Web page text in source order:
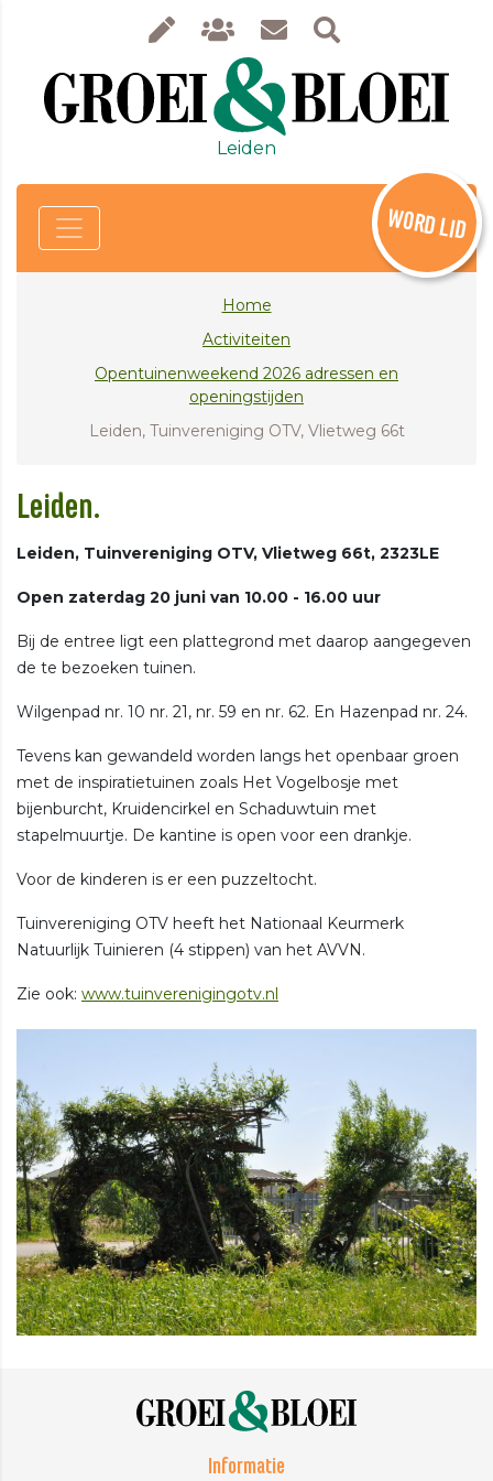
Leiden
WORD LID
Home
Activiteiten
Opentuinenweekend 2026 adressen en
openingstijden
Leiden, Tuinvereniging OTV, Vlietweg 66t
Leiden.
Leiden, Tuinvereniging OTV, Vlietweg 66t, 2323LE
Open zaterdag 20 juni van 10.00 - 16.00 uur
Bij de entree ligt een plattegrond met daarop aangegeven
de te bezoeken tuinen.
Wilgenpad nr. 10 nr. 21, nr. 59 en nr. 62. En Hazenpad nr. 24.
Tevens kan gewandeld worden langs het openbaar groen
met de inspiratietuinen zoals Het Vogelbosje met
bijenburcht, Kruidencirkel en Schaduwtuin met
stapelmuurtje. De kantine is open voor een drankje.
Voor de kinderen is er een puzzeltocht.
Tuinvereniging OTV heeft het Nationaal Keurmerk
Natuurlijk Tuinieren (4 stippen) van het AVVN.
Zie ook: www.tuinverenigingotv.nl
Informatie